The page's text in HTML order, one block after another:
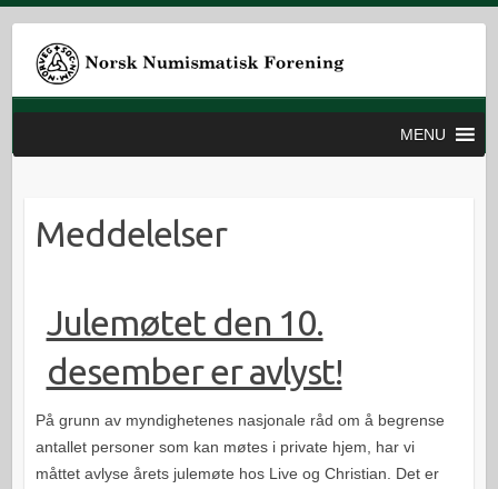
MENU
Meddelelser
Julemøtet den 10.
desember er avlyst!
På grunn av myndighetenes nasjonale råd om å begrense
antallet personer som kan møtes i private hjem, har vi
måttet avlyse årets julemøte hos Live og Christian. Det er